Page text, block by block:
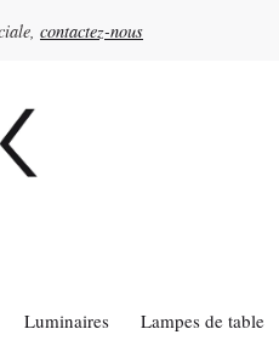
contactez-nous
Luminaires Lampes de table